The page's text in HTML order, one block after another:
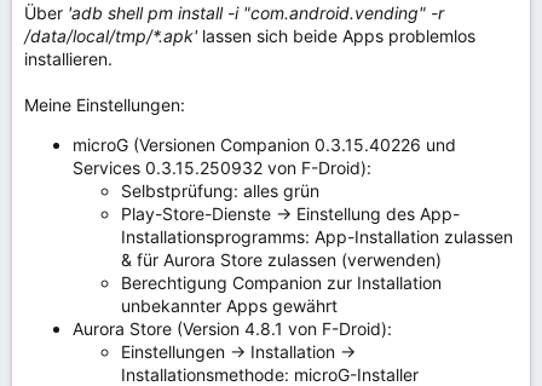
Über 'adb shell pm install -i "com.android.vending" -r
/data/local/tmp/*.apk' lassen sich beide Apps problemlos
installieren.
Meine Einstellungen:
microG (Versionen Companion 0.3.15.40226 und
Services 0.3.15.250932 von F-Droid):
Selbstprüfung: alles grün
Play-Store-Dienste -> Einstellung des App-
Installationsprogramms: App-Installation zulassen
& für Aurora Store zulassen (verwenden)
Berechtigung Companion zur Installation
unbekannter Apps gewährt
Aurora Store (Version 4.8.1 von F-Droid):
Einstellungen -> Installation ->
Installationsmethode: microG-Installer